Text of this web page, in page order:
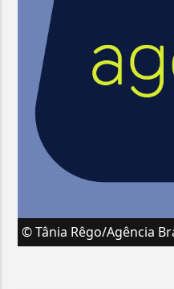
© Tânia Rêgo/Agência